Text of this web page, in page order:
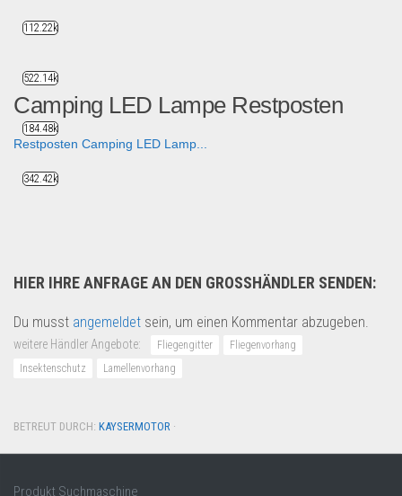
Camping LED Lampe Restposten
Restposten Camping LED Lamp...
HIER IHRE ANFRAGE AN DEN GROSSHÄNDLER SENDEN:
Du musst angemeldet sein, um einen Kommentar abzugeben.
weitere Händler Angebote: Fliegengitter
Fliegenvorhang
Insektenschutz
Lamellenvorhang
BETREUT DURCH: KAYSERMOTOR ·
Produkt Suchmaschine
112.22k
522.14k
184.48k
342.42k